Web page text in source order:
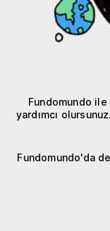
Fundomundo
yardımcı
Fundomundo'da